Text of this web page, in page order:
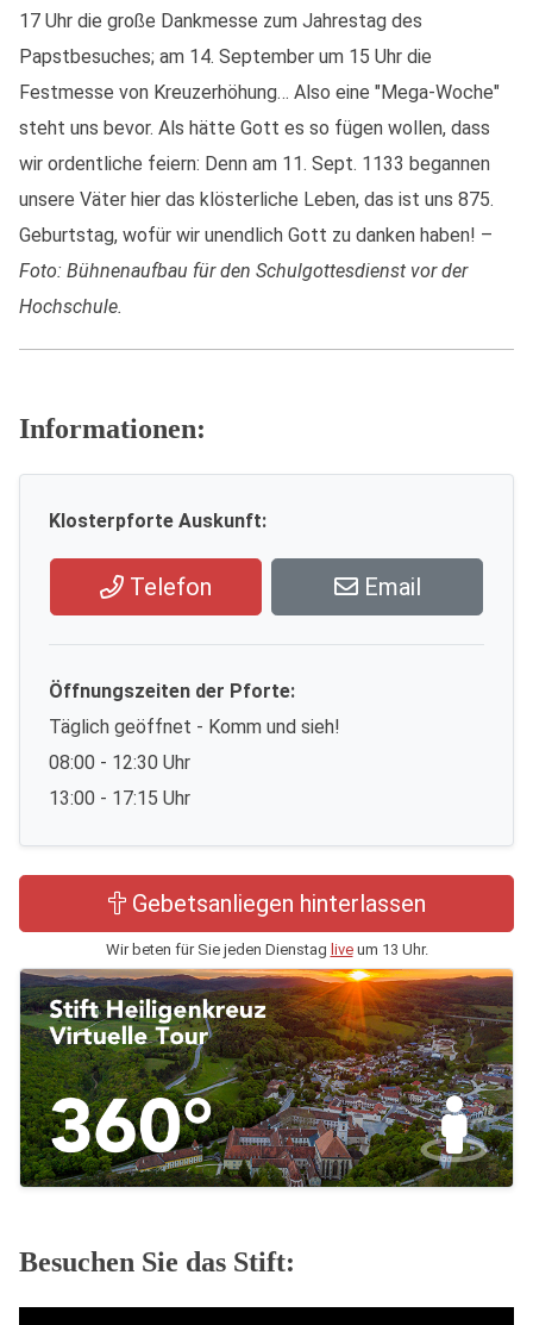
17 Uhr die große Dankmesse zum Jahrestag des
Papstbesuches; am 14. September um 15 Uhr die
Festmesse von Kreuzerhöhung… Also eine "Mega-Woche"
steht uns bevor. Als hätte Gott es so fügen wollen, dass
wir ordentliche feiern: Denn am 11. Sept. 1133 begannen
unsere Väter hier das klösterliche Leben, das ist uns 875.
Geburtstag, wofür wir unendlich Gott zu danken haben! –
Foto: Bühnenaufbau für den Schulgottesdienst vor der
Hochschule.
Informationen:
Klosterpforte Auskunft:
Telefon Email
Öffnungszeiten der Pforte:
Täglich geöffnet - Komm und sieh!
08:00 - 12:30 Uhr
13:00 - 17:15 Uhr
Gebetsanliegen hinterlassen
Wir beten für Sie jeden Dienstag liveum 13 Uhr.
Besuchen Sie das Stift: